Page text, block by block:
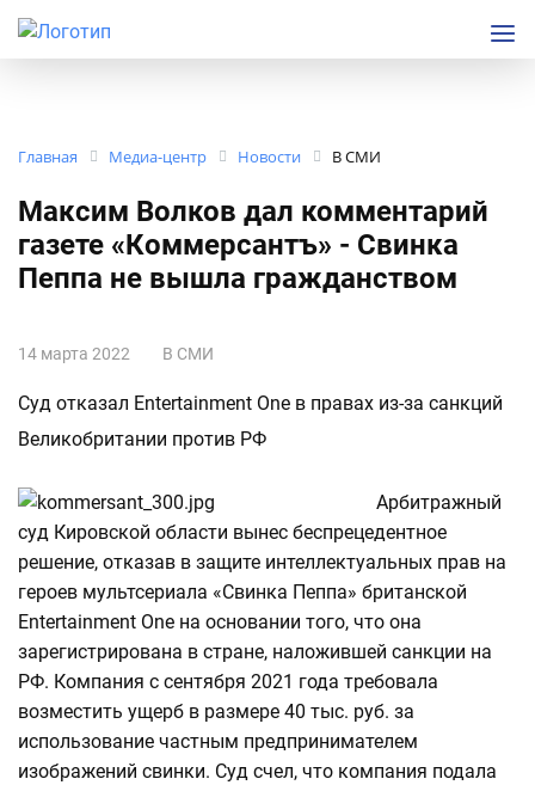
Главная Медиа-центр Новости В СМИ
Максим Волков дал комментарий
газете «Коммерсантъ» - Свинка
Пеппа не вышла гражданством
14 марта 2022 В СМИ
Суд отказал Entertainment One в правах из-за санкций
Великобритании против РФ
Арбитражный
суд Кировской области вынес беспрецедентное
решение, отказав в защите интеллектуальных прав на
героев мультсериала «Свинка Пеппа» британской
Entertainment One на основании того, что она
зарегистрирована в стране, наложившей санкции на
РФ. Компания с сентября 2021 года требовала
возместить ущерб в размере 40 тыс. руб. за
использование частным предпринимателем
изображений свинки. Суд счел, что компания подала